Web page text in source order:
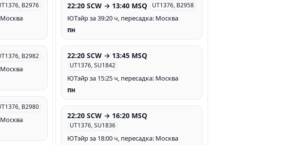
B2976
B2982
B2980
22:20 SCW → 13:40 MSQ UT1376, B2958
ЮТэйр за 39:20 ч, пересадка: Москва
пн
22:20 SCW → 13:45 MSQ
UT1376, SU1842
ЮТэйр за 15:25 ч, пересадка: Москва
пн
22:20 SCW → 16:20 MSQ
UT1376, SU1836
ЮТэйр за 18:00 ч, пересадка: Москва